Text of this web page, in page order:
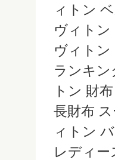
ィトン
ヴィトン
ヴィトン
ランキ
トン 財
長財布
ィトン
レディ